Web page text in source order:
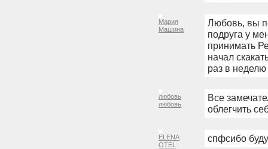
Мария
Машина
Любовь, вы
подруга у
принимать
начал
раз в
любовь
любовь
Все
облегчить
ELENA
OTEL
cпфсибо